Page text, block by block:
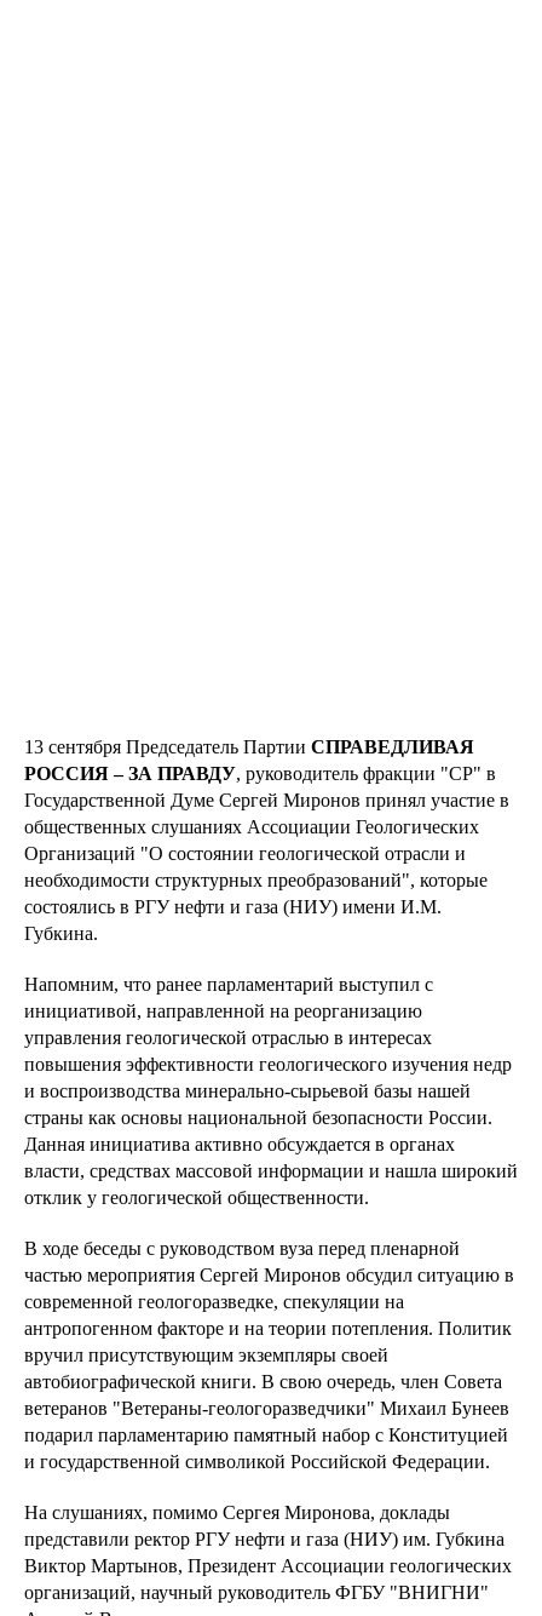
13 сентября Председатель Партии СПРАВЕДЛИВАЯ
РОССИЯ – ЗА ПРАВДУ, руководитель фракции "СР" в
Государственной Думе Сергей Миронов принял участие в
общественных слушаниях Ассоциации Геологических
Организаций "О состоянии геологической отрасли и
необходимости структурных преобразований", которые
состоялись в РГУ нефти и газа (НИУ) имени И.М.
Губкина.
Напомним, что ранее парламентарий выступил с
инициативой, направленной на реорганизацию
управления геологической отраслью в интересах
повышения эффективности геологического изучения недр
и воспроизводства минерально-сырьевой базы нашей
страны как основы национальной безопасности России.
Данная инициатива активно обсуждается в органах
власти, средствах массовой информации и нашла широкий
отклик у геологической общественности.
В ходе беседы с руководством вуза перед пленарной
частью мероприятия Сергей Миронов обсудил ситуацию в
современной геологоразведке, спекуляции на
антропогенном факторе и на теории потепления. Политик
вручил присутствующим экземпляры своей
автобиографической книги. В свою очередь, член Совета
ветеранов "Ветераны-геологоразведчики" Михаил Бунеев
подарил парламентарию памятный набор с Конституцией
и государственной символикой Российской Федерации.
На слушаниях, помимо Сергея Миронова, доклады
представили ректор РГУ нефти и газа (НИУ) им. Губкина
Виктор Мартынов, Президент Ассоциации геологических
организаций, научный руководитель ФГБУ "ВНИГНИ"